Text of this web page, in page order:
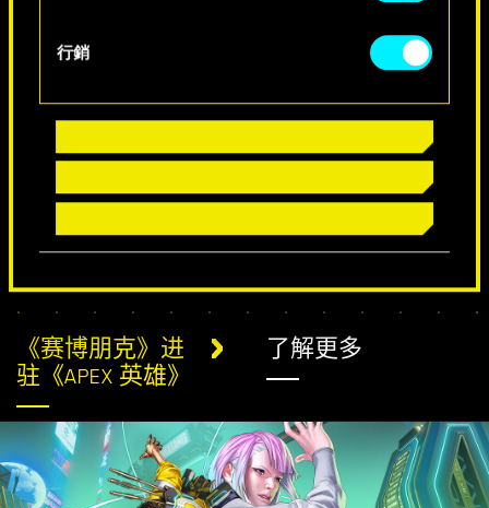
行銷
《赛博朋克》进
驻《APEX 英雄》
了解更多